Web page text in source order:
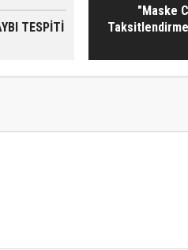
TESPİTİ
"Maske
Taksitlendirme